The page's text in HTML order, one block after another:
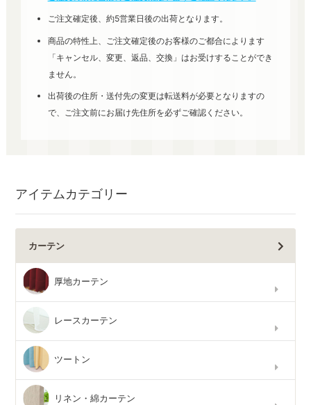
ご注文確定後、約5営業日後の出荷となります。
商品の特性上、ご注文確定後のお客様のご都合によります
「キャンセル、変更、返品、交換」はお受けすることができ
ません。
出荷後の住所・送付先の変更は転送料が必要となりますの
で、ご注文前にお届け先住所を必ずご確認ください。
アイテムカテゴリー
カーテン
厚地カーテン
レースカーテン
ツートン
リネン・綿カーテン